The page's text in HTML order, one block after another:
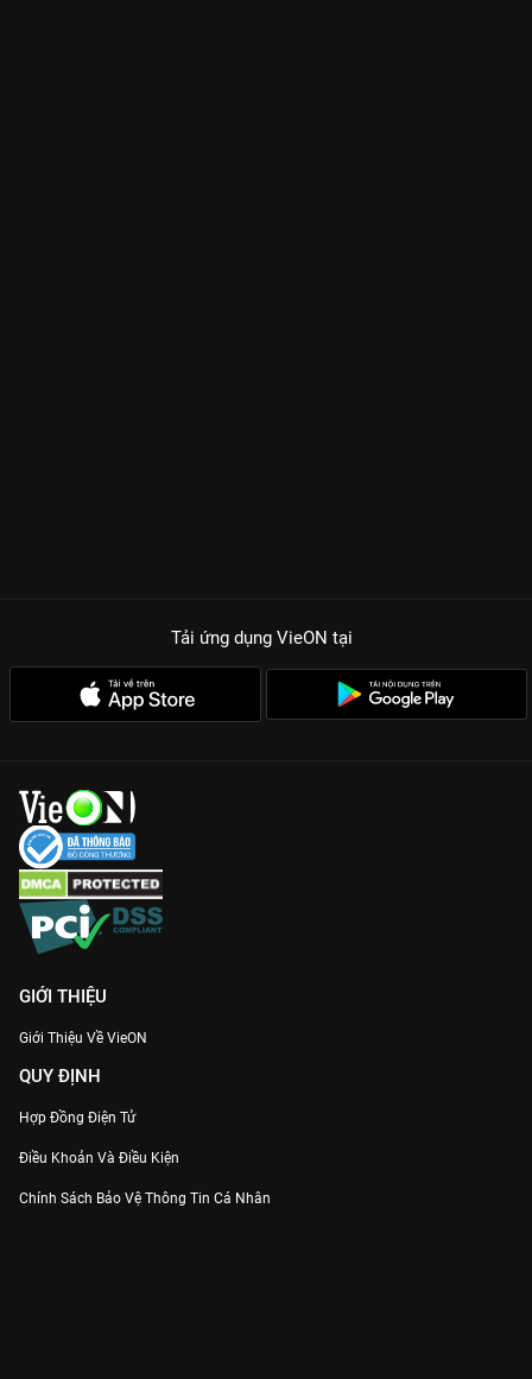
Tải ứng dụng VieON tại
GIỚI THIỆU
Giới Thiệu Về VieON
QUY ĐỊNH
Hợp Đồng Điện Tử
Điều Khoản Và Điều Kiện
Chính Sách Bảo Vệ Thông Tin Cá Nhân